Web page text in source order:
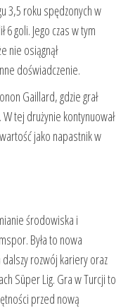
3,5 roku spędzonych w
6 goli. Jego czas w tym
nie osiągnął
doświadczenie.
Gaillard, gdzie grał
tej drużynie kontynuował
jako napastnik w
środowiska i
Była to nowa
dalszy rozwój kariery oraz
Süper Lig. Gra w Turcji to
przed nową